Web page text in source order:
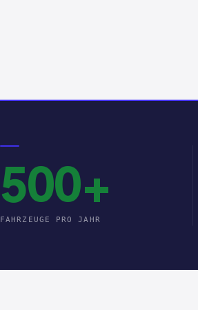
500+
FAHRZEUGE PRO JAHR